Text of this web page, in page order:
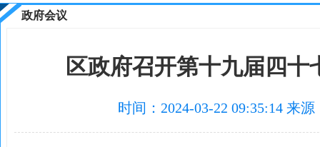
政府会议
区政府召开第十九届四十
时间：2024-03-22 09:35:14 来